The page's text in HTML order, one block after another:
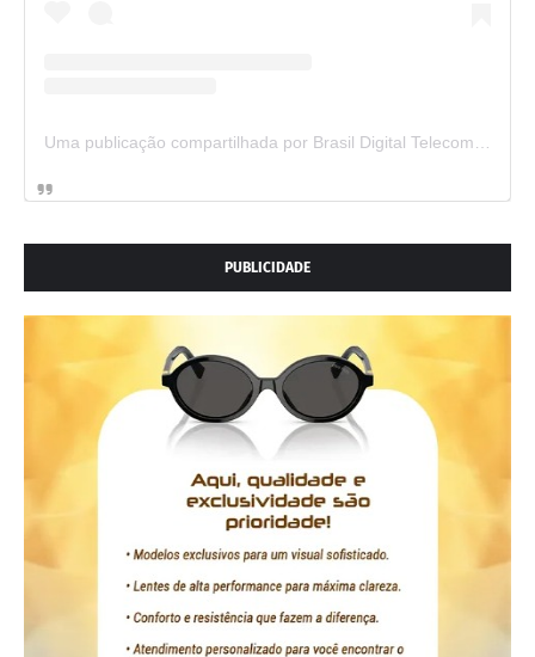
Uma publicação compartilhada por Brasil Digital Telecom (@brasildigitaltelecom)
PUBLICIDADE